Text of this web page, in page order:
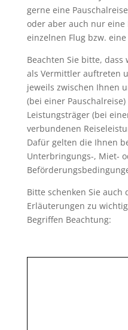
gerne eine
oder aber auch nur
einzelnen Flug bzw.
Beachten Sie bitte,
als Vermittler auftreten
jeweils zwischen Ihnen
(bei einer
Leistungsträger (bei
verbundenen
Dafür gelten die Ihnen
Unterbringungs-, Miet-
Bitte schenken Sie auch
Erläuterungen zu
Begriffen Beachtung: